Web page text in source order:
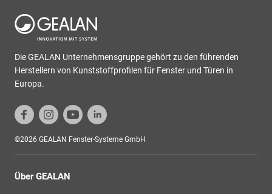
Die GEALAN Unternehmensgruppe gehört zu den führenden
Herstellern von Kunststoffprofilen für Fenster und Türen in
Europa.
©2026 GEALAN Fenster-Systeme GmbH
Über GEALAN